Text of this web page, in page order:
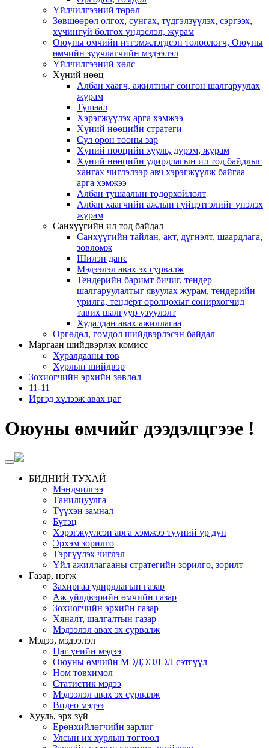
Үйлчилгээний төрөл
Зөвшөөрөл олгох, сунгах, түдгэлзүүлэх, сэргээх,
хүчингүй болгох үндэслэл, журам
Оюуны өмчийн итгэмжлэгдсэн төлөөлөгч, Оюуны
өмчийн зуучлагчийн мэдээлэл
Үйлчилгээний хөлс
Хүний нөөц
Албан хаагч, ажилтныг сонгон шалгаруулах
журам
Тушаал
Хэрэгжүүлэх арга хэмжээ
Хүний нөөцийн стратеги
Сул орон тооны зар
Хүний нөөцийн хууль, дүрэм, журам
Хүний нөөцийн удирдлагын ил тод байдлыг
хангах чиглэлээр авч хэрэгжүүлж байгаа
арга хэмжээ
Албан тушаалын тодорхойлолт
Албан хаагчийн ажлын гүйцэтгэлийг үнэлэх
журам
Санхүүгийн ил тод байдал
Санхүүгийн тайлан, акт, дүгнэлт, шаардлага,
зөвлөмж
Шилэн данс
Мэдээлэл авах эх сурвалж
Тендерийн баримт бичиг, тендер
шалгаруулалтыг явуулах журам, тендерийн
урилга, тендерт оролцохыг сонирхогчид
тавих шалгуур үзүүлэлт
Худалдан авах ажиллагаа
Өргөдөл, гомдол шийдвэрлэсэн байдал
Маргаан шийдвэрлэх комисс
Хуралдааны тов
Хурлын шийдвэр
Зохиогчийн эрхийн зөвлөл
11-11
Иргэд хүлээж авах цаг
Оюуны өмчийг дээдэлцгээе !
БИДНИЙ ТУХАЙ
Мэндчилгээ
Танилцуулга
Түүхэн замнал
Бүтэц
Хэрэгжүүлсэн арга хэмжээ түүний үр дүн
Эрхэм зорилго
Тэргүүлэх чиглэл
Үйл ажиллагааны стратегийн зорилго, зорилт
Газар, нэгж
Захиргаа удирдлагын газар
Аж үйлдвэрийн өмчийн газар
Зохиогчийн эрхийн газар
Хяналт, шалгалтын газар
Мэдээлэл авах эх сурвалж
Мэдээ, мэдээлэл
Цаг үеийн мэдээ
Оюуны өмчийн МЭДЭЭЛЭЛ сэтгүүл
Ном товхимол
Статистик мэдээ
Мэдээлэл авах эх сурвалж
Видео мэдээ
Хууль, эрх зүй
Ерөнхийлөгчийн зарлиг
Улсын их хурлын тогтоол